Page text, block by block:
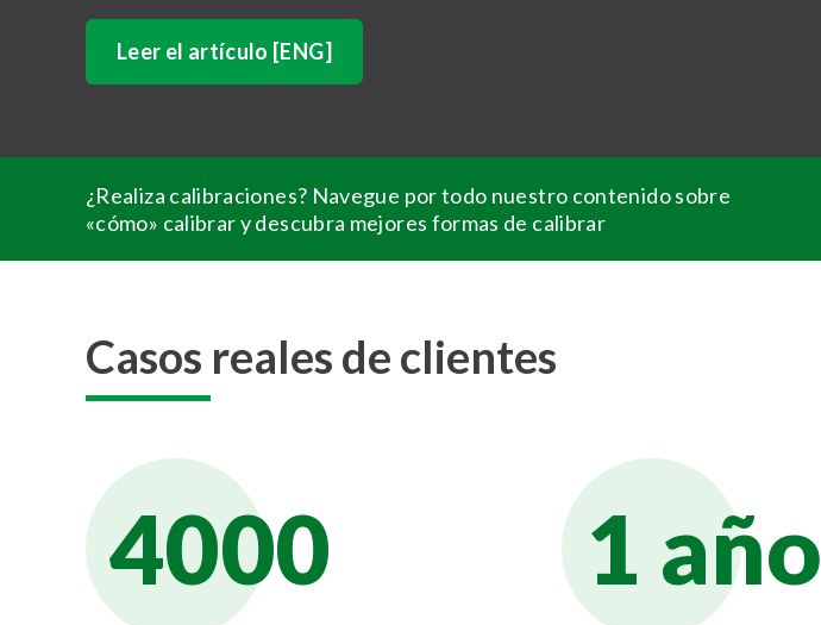
Leer el artículo [ENG]
¿Realiza calibraciones? Navegue por todo nuestro contenido sobre
«cómo» calibrar y descubra mejores formas de calibrar
Casos reales de clientes
4000 1 año